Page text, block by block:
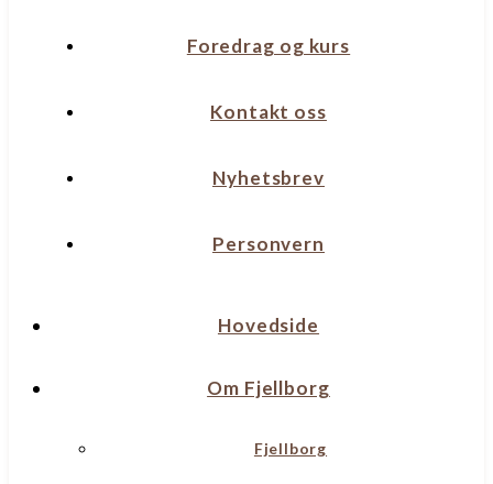
Foredrag og kurs
Kontakt oss
Nyhetsbrev
Personvern
Hovedside
Om Fjellborg
Fjellborg